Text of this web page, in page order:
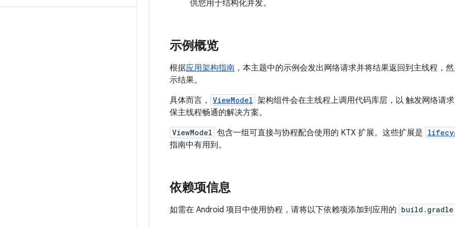
供您用于结构化并发。
示例概览
根据应用架构指南 ，本主题中的示例会发出网络请求并将结果返回到主线程，
示结果。
具体而言，
ViewModel 架构组件会在主线程上调用代码库层，以 触发网络请
保主线程畅通的解决方案。
ViewModel 包含一组可直接与协程配合使用的 KTX 扩展。这些扩展是
指南中有用到。
依赖项信息
如需在 Android 项目中使用协程，请将以下依赖项添加到应用的 build.gradle